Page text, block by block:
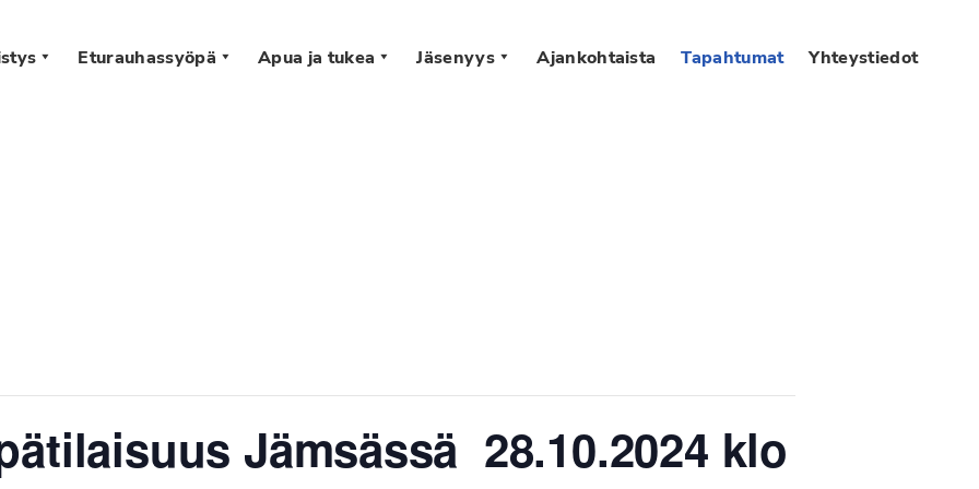
Eturauhassyöpä Apua ja tukea Jäsenyys Ajankohtaista Tapahtumat Yhteystiedot
Jämsässä 28.10.2024 klo